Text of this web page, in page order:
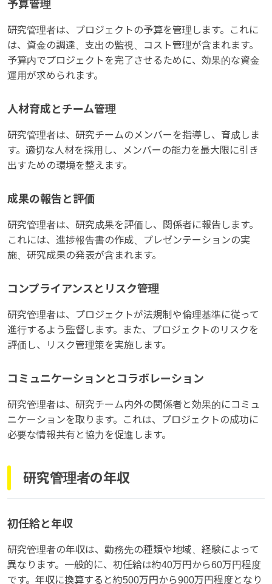
予算管理
研究管理者は、プロジェクトの予算を管理します。これに
は、資金の調達、支出の監視、コスト管理が含まれます。
予算内でプロジェクトを完了させるために、効果的な資金
運用が求められます。
人材育成とチーム管理
研究管理者は、研究チームのメンバーを指導し、育成しま
す。適切な人材を採用し、メンバーの能力を最大限に引き
出すための環境を整えます。
成果の報告と評価
研究管理者は、研究成果を評価し、関係者に報告します。
これには、進捗報告書の作成、プレゼンテーションの実
施、研究成果の発表が含まれます。
コンプライアンスとリスク管理
研究管理者は、プロジェクトが法規制や倫理基準に従って
進行するよう監督します。また、プロジェクトのリスクを
評価し、リスク管理策を実施します。
コミュニケーションとコラボレーション
研究管理者は、研究チーム内外の関係者と効果的にコミュ
ニケーションを取ります。これは、プロジェクトの成功に
必要な情報共有と協力を促進します。
研究管理者の年収
初任給と年収
研究管理者の年収は、勤務先の種類や地域、経験によって
異なります。一般的に、初任給は約40万円から60万円程度
です。年収に換算すると約500万円から900万円程度となり